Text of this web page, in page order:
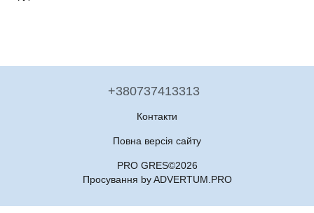
+380737413313
Контакти
Повна версія сайту
PRO GRES©2026
Просування by ADVERTUM.PRO